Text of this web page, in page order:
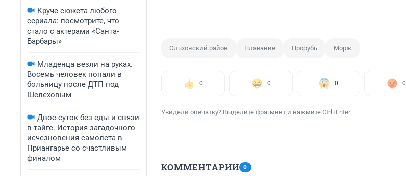
Круче сюжета любого
сериала: посмотрите, что
стало с актерами «Санта-
Барбары»
Младенца везли на руках.
Восемь человек попали в
больницу после ДТП под
Шелеховым
Двое суток без еды и связи
в тайге. История загадочного
исчезновения самолета в
Приангарье со счастливым
финалом
Ольхонский район Плавание Прорубь Морж
0 0 0 0
Увидели опечатку? Выделите фрагмент и нажмите Ctrl+Enter
КОММЕНТАРИИ 0